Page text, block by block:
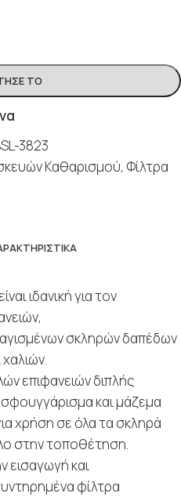
ΤΟ
3823
Καθαρισμού, Φίλτρα
ιδανική για τον
σκληρών δαπέδων
επιφανειών διπλής
και μάζεμα
χρήση σε όλα τα σκληρά
στην τοποθέτηση.
εισαγωγή και
φίλτρα